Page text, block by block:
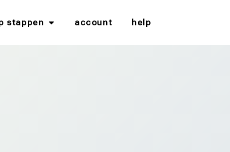
stappen account help